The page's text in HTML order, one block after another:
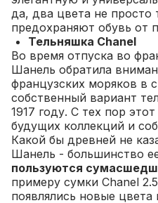
да, два цвета не просто
предохраняют обувь от
Тельняшка Chanel
Во время отпуска во
Шанель обратила
французских моряков в
собственный вариант
1917 году. С тех пор
будущих коллекций и
Какой бы древней не
Шанель - большинство
пользуются
примеру сумки Chanel
появлялись новые